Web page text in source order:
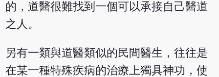
的，道醫很難找到一個可以承接自己醫道
之人。
另有一類與道醫類似的民間醫生，往往是
在某一種特殊疾病的治療上獨具神功，使